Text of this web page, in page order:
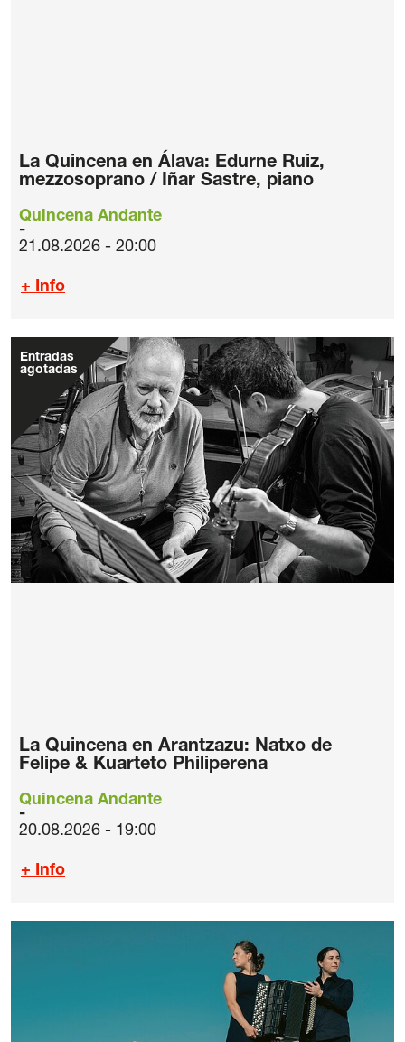
La Quincena en Álava: Edurne Ruiz,
mezzosoprano / Iñar Sastre, piano
Quincena Andante
21.08.2026 - 20:00
+ Info
Entradas
agotadas
La Quincena en Arantzazu: Natxo de
Felipe & Kuarteto Philiperena
Quincena Andante
20.08.2026 - 19:00
+ Info